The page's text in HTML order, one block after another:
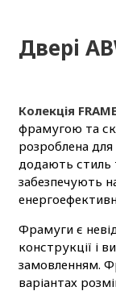
Двері
Колекція
фрамугою та
розроблена
додають стиль
забезпечують
Фрамуги є
конструкції і
замовленням.
варіантах